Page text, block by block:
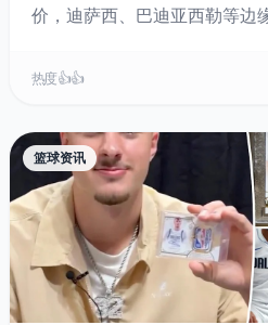
价，迪萨西、巴迪亚西勒等边
超六大豪门中垫底，只能依靠
热度 👍👍
篮球资讯